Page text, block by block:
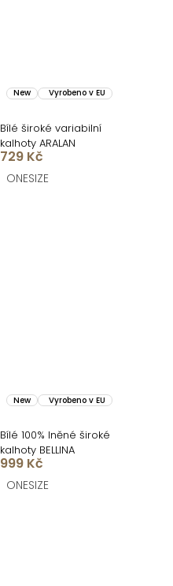
New Vyrobeno v EU
Bílé široké variabilní
kalhoty ARALAN
729 Kč
ONESIZE
New Vyrobeno v EU
Bílé 100% lněné široké
kalhoty BELLINA
999 Kč
ONESIZE